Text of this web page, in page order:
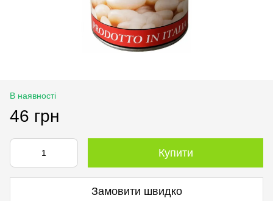
В наявності
46 грн
Купити
Замовити швидко